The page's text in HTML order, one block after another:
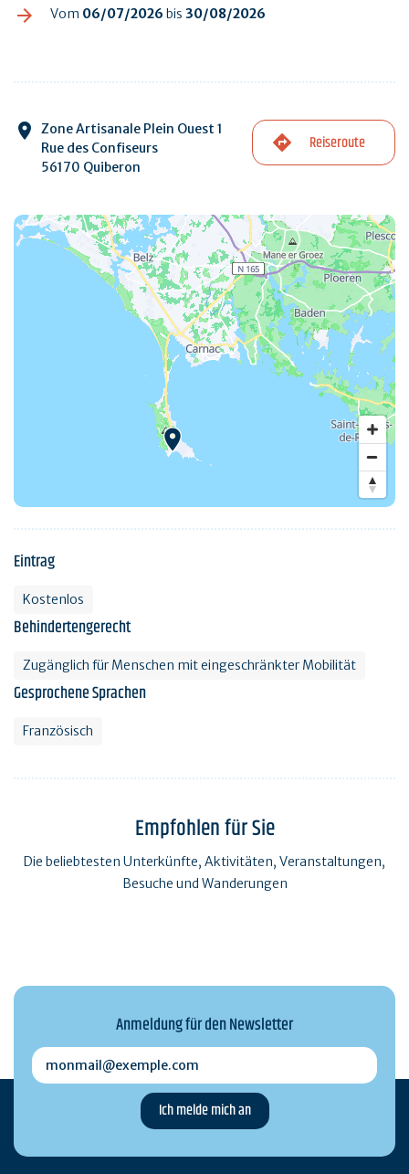
Vom 06/07/2026 bis 30/08/2026
Zone Artisanale Plein Ouest 1
Rue des Confiseurs
56170 Quiberon
Reiseroute
Eintrag
Kostenlos
Behindertengerecht
Zugänglich für Menschen mit eingeschränkter Mobilität
Gesprochene Sprachen
Französisch
Empfohlen für Sie
Die beliebtesten Unterkünfte, Aktivitäten, Veranstaltungen,
Besuche und Wanderungen
Anmeldung für den Newsletter
monmail@exemple.com